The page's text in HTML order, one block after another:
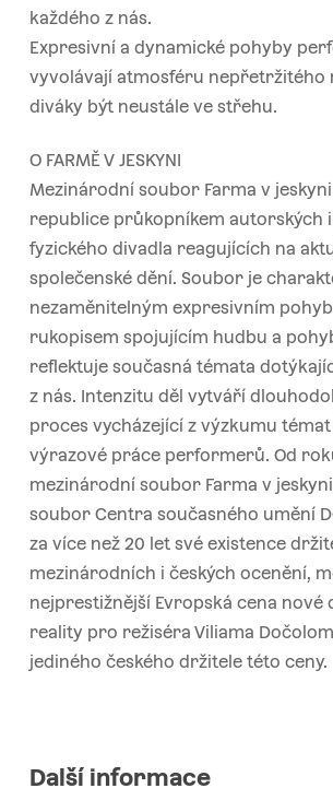
každého z nás.
Expresivní a dynamické pohyby
vyvolávají atmosféru nepřetržitého
diváky být neustále ve střehu.
O FARMĚ V JESKYNI
Mezinárodní soubor Farma v jeskyni
republice průkopníkem autorských
fyzického divadla reagujících na
společenské dění. Soubor je
nezaměnitelným expresivním
rukopisem spojujícím hudbu a
reflektuje současná témata
z nás. Intenzitu děl vytváří
proces vycházející z výzkumu
výrazové práce performerů. Od
mezinárodní soubor Farma v
soubor Centra současného umění
za více než 20 let své existence
mezinárodních i českých ocenění,
nejprestižnější Evropská cena nové
reality pro režiséra Viliama
jediného českého držitele této ceny.
Další informace